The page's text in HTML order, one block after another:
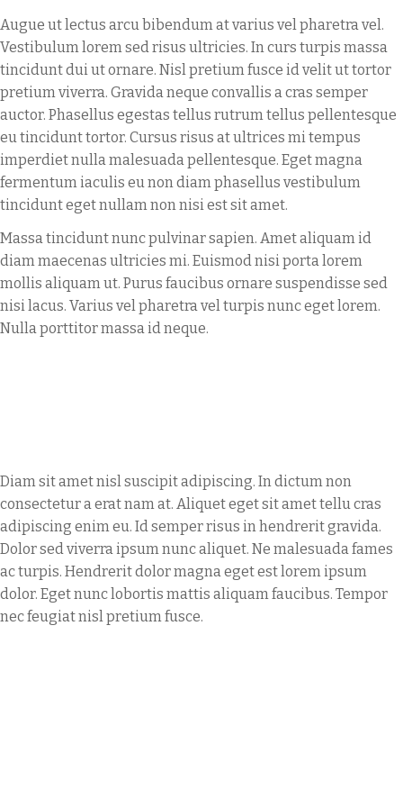
Augue ut lectus arcu bibendum at varius vel pharetra vel.
Vestibulum lorem sed risus ultricies. In curs turpis massa
tincidunt dui ut ornare. Nisl pretium fusce id velit ut tortor
pretium viverra. Gravida neque convallis a cras semper
auctor. Phasellus egestas tellus rutrum tellus pellentesque
eu tincidunt tortor. Cursus risus at ultrices mi tempus
imperdiet nulla malesuada pellentesque. Eget magna
fermentum iaculis eu non diam phasellus vestibulum
tincidunt eget nullam non nisi est sit amet.
Massa tincidunt nunc pulvinar sapien. Amet aliquam id
diam maecenas ultricies mi. Euismod nisi porta lorem
mollis aliquam ut. Purus faucibus ornare suspendisse sed
nisi lacus. Varius vel pharetra vel turpis nunc eget lorem.
Nulla porttitor massa id neque.
Diam sit amet nisl suscipit adipiscing. In dictum non
consectetur a erat nam at. Aliquet eget sit amet tellu cras
adipiscing enim eu. Id semper risus in hendrerit gravida.
Dolor sed viverra ipsum nunc aliquet. Ne malesuada fames
ac turpis. Hendrerit dolor magna eget est lorem ipsum
dolor. Eget nunc lobortis mattis aliquam faucibus. Tempor
nec feugiat nisl pretium fusce.